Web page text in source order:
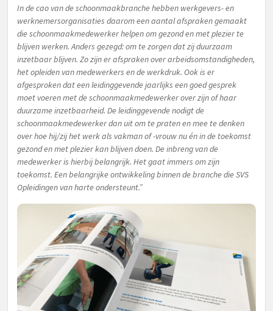
In de cao van de schoonmaakbranche hebben werkgevers- en
werknemersorganisaties daarom een aantal afspraken gemaakt
die schoonmaakmedewerker helpen om gezond en met plezier te
blijven werken. Anders gezegd: om te zorgen dat zij duurzaam
inzetbaar blijven. Zo zijn er afspraken over arbeidsomstandigheden,
het opleiden van medewerkers en de werkdruk. Ook is er
afgesproken dat een leidinggevende jaarlijks een goed gesprek
moet voeren met de schoonmaakmedewerker over zijn of haar
duurzame inzetbaarheid. De leidinggevende nodigt de
schoonmaakmedewerker dan uit om te praten en mee te denken
over hoe hij/zij het werk als vakman of -vrouw nu én in de toekomst
gezond en met plezier kan blijven doen. De inbreng van de
medewerker is hierbij belangrijk. Het gaat immers om zijn
toekomst. Een belangrijke ontwikkeling binnen de branche die SVS
Opleidingen van harte ondersteunt.”